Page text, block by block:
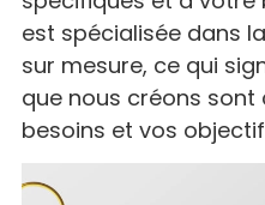
est spécialisée dans
sur mesure, ce qui
que nous créons sont
besoins et vos